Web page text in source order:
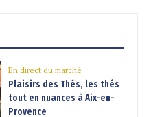
En direct du marché
Plaisirs des Thés, les thés
tout en nuances à Aix-en-
Provence